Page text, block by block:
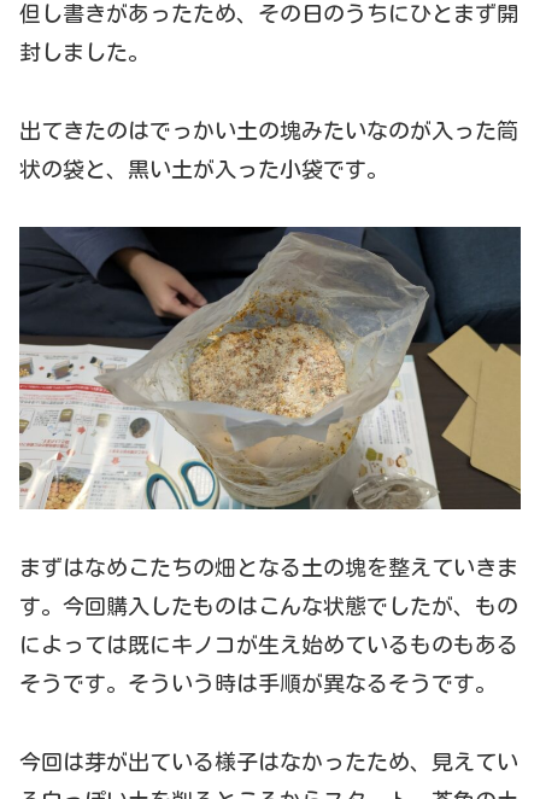
但し書きがあったため、その日のうちにひとまず開
封しました。
出てきたのはでっかい土の塊みたいなのが入った筒
状の袋と、黒い土が入った小袋です。
まずはなめこたちの畑となる土の塊を整えていきま
す。今回購入したものはこんな状態でしたが、もの
によっては既にキノコが生え始めているものもある
そうです。そういう時は手順が異なるそうです。
今回は芽が出ている様子はなかったため、見えてい